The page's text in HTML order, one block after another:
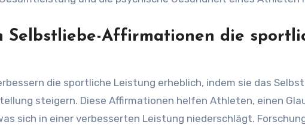
Selbstliebe-Affirmationen die
die sportliche Leistung erheblich, indem sie das
steigern. Diese Affirmationen helfen Athleten, einen
sich in einer verbesserten Leistung niederschlägt.